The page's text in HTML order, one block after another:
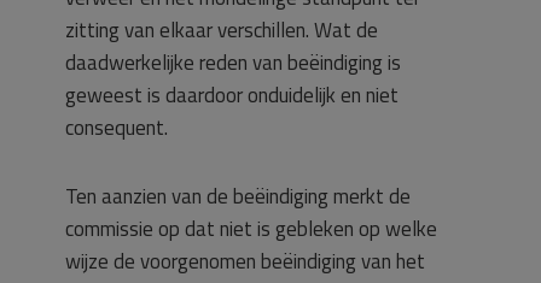
zitting van elkaar verschillen. Wat de
daadwerkelijke reden van beëindiging is
geweest is daardoor onduidelijk en niet
consequent.
Ten aanzien van de beëindiging merkt de
commissie op dat niet is gebleken op welke
wijze de voorgenomen beëindiging van het